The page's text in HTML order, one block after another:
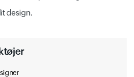
design.